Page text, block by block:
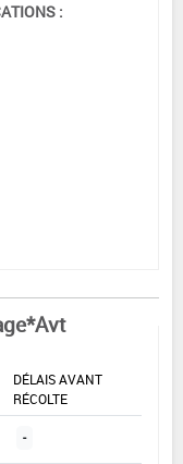
:
DÉLAIS AVANT
RÉCOLTE
-